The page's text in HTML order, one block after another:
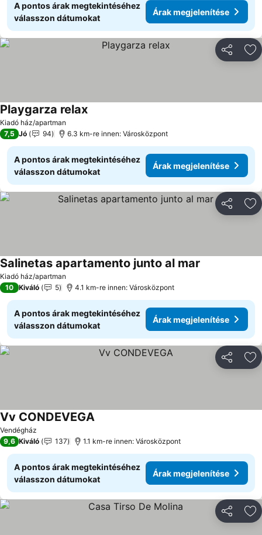
A pontos árak megtekintéséhez
válasszon dátumokat
Árak megjelenítése
Kiadó ház/apartman
Playgarza relaxÁrak megjelenítése
7,5 Jó 94 6.3 km-re innen: Városközpont
A pontos árak megtekintéséhez
válasszon dátumokat
Árak megjelenítése
Kiadó ház/apartman
Salinetas apartamento junto al mar
10 Kiváló 5 4.1 km-re innen: Városközpont
A pontos árak megtekintéséhez
válasszon dátumokat
Árak megjelenítése
Vendégház
Vv CONDEVEGAÁrak megjelenítése
9,6 Kiváló 137 1.1 km-re innen: Városközpont
A pontos árak megtekintéséhez
válasszon dátumokat
Árak megjelenítése